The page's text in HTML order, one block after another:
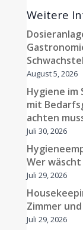
Weitere
August 5, 2026
Hygiene im
mit
achten
Juli 30, 2026
Wer
Juli 29, 2026
Zimmer
Juli 29, 2026